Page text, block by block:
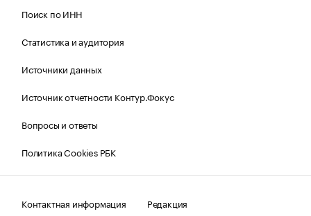
Поиск по ИНН
Статистика и аудитория
Источники данных
Источник отчетности Контур.Фокус
Вопросы и ответы
Политика Cookies РБК
Контактная информация Редакция